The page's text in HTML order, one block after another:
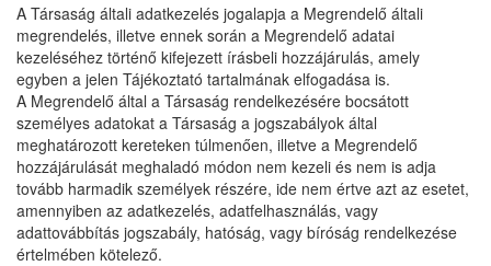
A Társaság általi adatkezelés jogalapja a Megrendelő általi
megrendelés, illetve ennek során a Megrendelő adatai
kezeléséhez történő kifejezett írásbeli hozzájárulás, amely
egyben a jelen Tájékoztató tartalmának elfogadása is.
A Megrendelő által a Társaság rendelkezésére bocsátott
személyes adatokat a Társaság a jogszabályok által
meghatározott kereteken túlmenően, illetve a Megrendelő
hozzájárulását meghaladó módon nem kezeli és nem is adja
tovább harmadik személyek részére, ide nem értve azt az esetet,
amennyiben az adatkezelés, adatfelhasználás, vagy
adattovábbítás jogszabály, hatóság, vagy bíróság rendelkezése
értelmében kötelező.